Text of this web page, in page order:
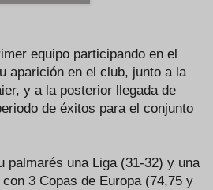
equipo participando en el
aparición en el club, junto a la
y a la posterior llegada de
de éxitos para el conjunto
palmarés una Liga (31-32) y una
3 Copas de Europa (74,75 y